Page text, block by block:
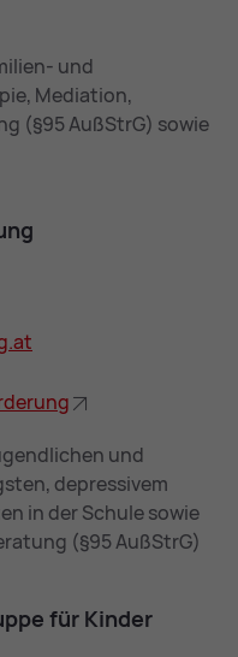
und
Mediation,
(§95 AußStrG) sowie
und
depressivem
in der Schule sowie
(§95 AußStrG)
für Kin­der